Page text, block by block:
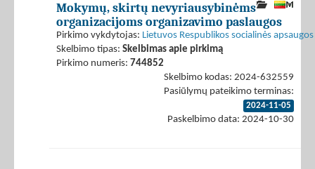
Mokymų, skirtų nevyriausybinėms
organizacijoms organizavimo paslaugos
Pirkimo vykdytojas: Lietuvos Respublikos socialinės
Skelbimo tipas: Skelbimas apie pirkimą
Pirkimo numeris: 744852
Skelbimo kodas: 2024-632559
Pasiūlymų pateikimo terminas:
2024-11-05
Paskelbimo data: 2024-10-30